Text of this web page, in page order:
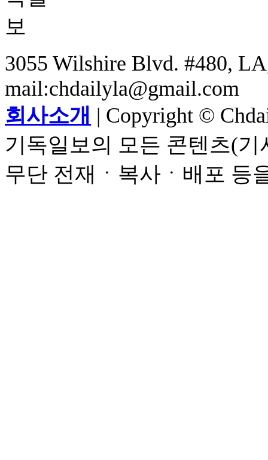
3055 Wilshire Blvd. #480,
mail:chdailyla@gmail.com
회사소개 | Copyright ©
기독일보의 모든 콘텐츠(
무단 전재ㆍ복사ㆍ배포 등